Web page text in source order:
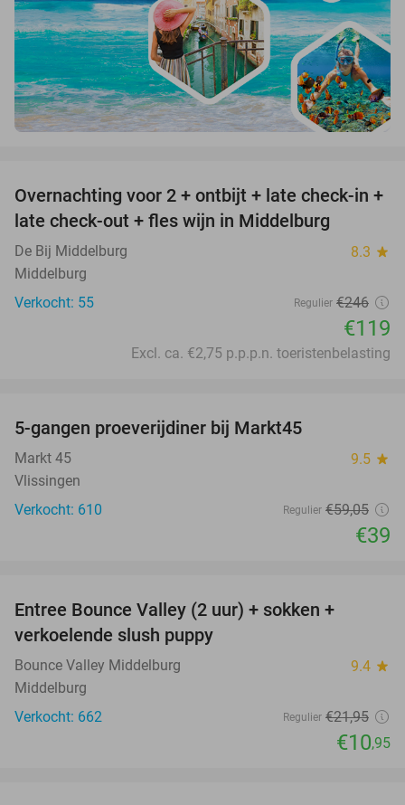
52%
Overnachting voor 2 + ontbijt + late check-in +
late check-out + fles wijn in Middelburg
De Bij Middelburg 8.3 star
Middelburg
Verkocht: 55
Regulier €246
€119
Excl. ca. €2,75 p.p.p.n. toeristenbelasting
5-gangen proeverijdiner bij Markt45
Markt 45 9.5 star
Vlissingen
Verkocht: 610
Regulier €59,05
€39
Entree Bounce Valley (2 uur) + sokken +
verkoelende slush puppy
Bounce Valley Middelburg 9.4 star
Middelburg
Verkocht: 662
Regulier €21,95
€10,95